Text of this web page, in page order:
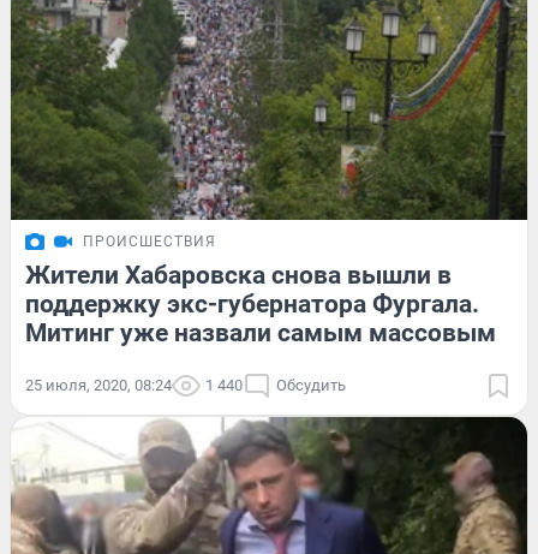
ПРОИСШЕСТВИЯ
Жители Хабаровска снова вышли в
поддержку экс-губернатора Фургала.
Митинг уже назвали самым массовым
25 июля, 2020, 08:24 1 440 Обсудить